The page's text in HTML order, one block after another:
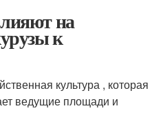
на
к
культура , которая
ведущие площади и